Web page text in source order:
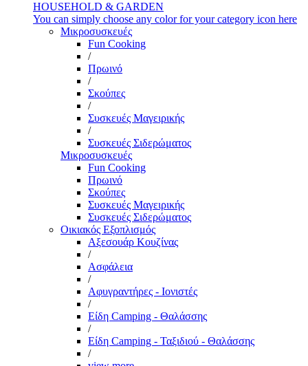
HOUSEHOLD & GARDEN
You can simply choose any color for your category icon here
Μικροσυσκευές
Fun Cooking
/
Πρωινό
/
Σκούπες
/
Συσκευές Μαγειρικής
/
Συσκευές Σιδερώματος
Μικροσυσκευές
Fun Cooking
Πρωινό
Σκούπες
Συσκευές Μαγειρικής
Συσκευές Σιδερώματος
Οικιακός Εξοπλισμός
Αξεσουάρ Κουζίνας
/
Ασφάλεια
/
Αφυγραντήρες - Ιονιστές
/
Είδη Camping - Θαλάσσης
/
Είδη Camping - Ταξιδιού - Θαλάσσης
/